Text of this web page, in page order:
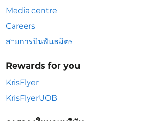
Media centre
Careers
สายการบินพันธมิตร
Rewards for you
KrisFlyer
KrisFlyerUOB